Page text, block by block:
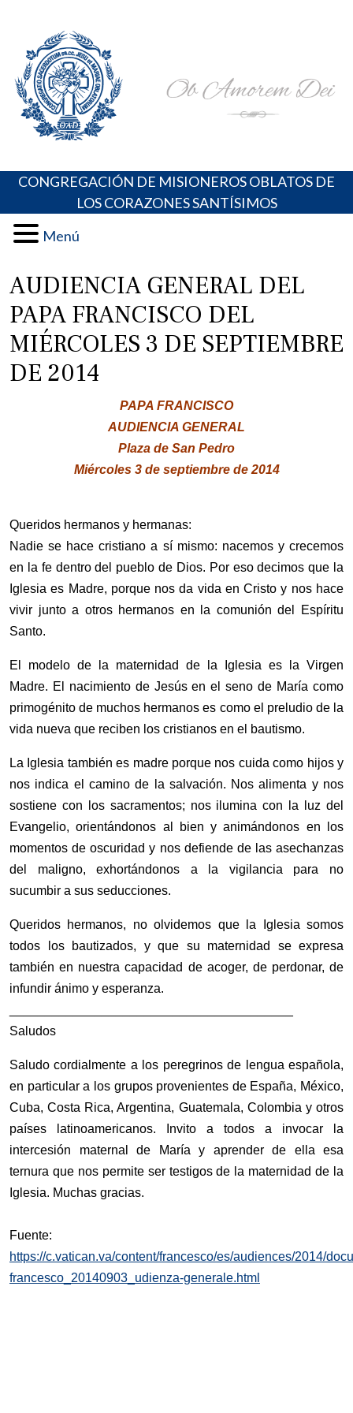
content
Portal de los Padres Oblatos. Advocaciones Marianas,
Oraciones, Música religiosa y más
CONGREGACIÓN DE MISIONEROS OBLATOS DE
LOS CORAZONES SANTÍSIMOS
Menú
AUDIENCIA GENERAL DEL
PAPA FRANCISCO DEL
MIÉRCOLES 3 DE SEPTIEMBRE
DE 2014
PAPA FRANCISCO
AUDIENCIA GENERAL
Plaza de San Pedro
Miércoles 3 de septiembre de 2014
Queridos hermanos y hermanas:
Nadie se hace cristiano a sí mismo: nacemos y crecemos
en la fe dentro del pueblo de Dios. Por eso decimos que la
Iglesia es Madre, porque nos da vida en Cristo y nos hace
vivir junto a otros hermanos en la comunión del Espíritu
Santo.
El modelo de la maternidad de la Iglesia es la Virgen
Madre. El nacimiento de Jesús en el seno de María como
primogénito de muchos hermanos es como el preludio de la
vida nueva que reciben los cristianos en el bautismo.
La Iglesia también es madre porque nos cuida como hijos y
nos indica el camino de la salvación. Nos alimenta y nos
sostiene con los sacramentos; nos ilumina con la luz del
Evangelio, orientándonos al bien y animándonos en los
momentos de oscuridad y nos defiende de las asechanzas
del maligno, exhortándonos a la vigilancia para no
sucumbir a sus seducciones.
Queridos hermanos, no olvidemos que la Iglesia somos
todos los bautizados, y que su maternidad se expresa
también en nuestra capacidad de acoger, de perdonar, de
infundir ánimo y esperanza.
Saludos
Saludo cordialmente a los peregrinos de lengua española,
en particular a los grupos provenientes de España, México,
Cuba, Costa Rica, Argentina, Guatemala, Colombia y otros
países latinoamericanos. Invito a todos a invocar la
intercesión maternal de María y aprender de ella esa
ternura que nos permite ser testigos de la maternidad de la
Iglesia. Muchas gracias.
Fuente:
https://c.vatican.va/content/francesco/es/audiences/2014/
francesco_20140903_udienza-generale.html